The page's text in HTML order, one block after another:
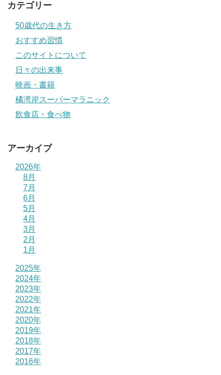
カテゴリー
50歳代の生き方
おすすめ習慣
このサイトについて
日々の出来事
映画・書籍
橘湾岸スーパーマラニック
飲食店・食べ物
アーカイブ
2026年
8月
7月
6月
5月
4月
3月
2月
1月
2025年
2024年
2023年
2022年
2021年
2020年
2019年
2018年
2017年
2016年